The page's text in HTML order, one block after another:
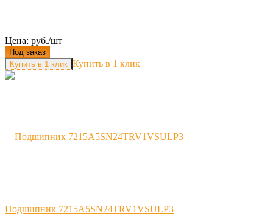
Цена: руб./шт
Под заказ
Купить в 1 клик
Подшипник 7215A5SN24TRV1VSULP3